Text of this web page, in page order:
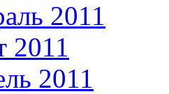
2011
2011
2011